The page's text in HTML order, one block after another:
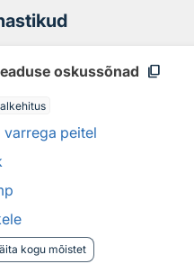
oskussõnad content_copy
varrega peitel
kogu mõistet